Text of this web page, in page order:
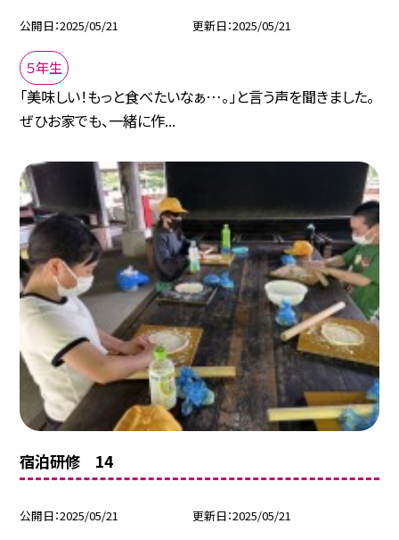
公開日 2025/05/21 更新日 2025/05/21
５年生
「美味しい！もっと食べたいなぁ…。」と言う声を聞きました。
ぜひお家でも、一緒に作...
宿泊研修 14
公開日 2025/05/21 更新日 2025/05/21